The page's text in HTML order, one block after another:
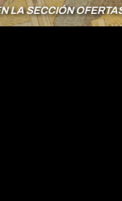
ENVÍOS A TODO